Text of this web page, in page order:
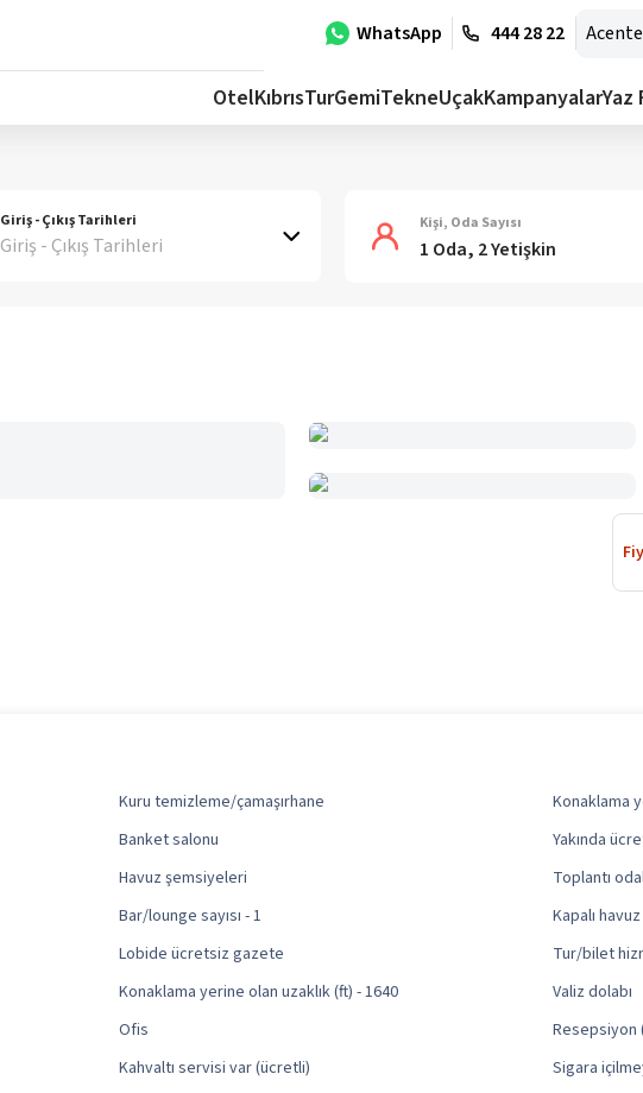
WhatsApp 444 28 22
OtelKıbrısTurGemiTekneUçakKampanyalarYaz
Giriş - Çıkış Tarihleri
Giriş - Çıkış Tarihleri
Kişi, Oda Sayısı
1 Oda, 2 Yetişkin
Kuru temizleme/çamaşırhane
Konaklama
Banket salonu
Yakında
Havuz şemsiyeleri
Toplantı
Bar/lounge sayısı - 1
Kapalı havuz
Lobide ücretsiz gazete
Tur/bilet
Konaklama yerine olan uzaklık (ft) - 1640
Valiz dolabı
Ofis
Resepsiyon
Kahvaltı servisi var (ücretli)
Sigara